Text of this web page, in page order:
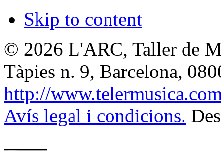
Skip to content
© 2026 L'ARC, Taller de
Tàpies n. 9, Barcelona,
http://
Avís legal i condicions.